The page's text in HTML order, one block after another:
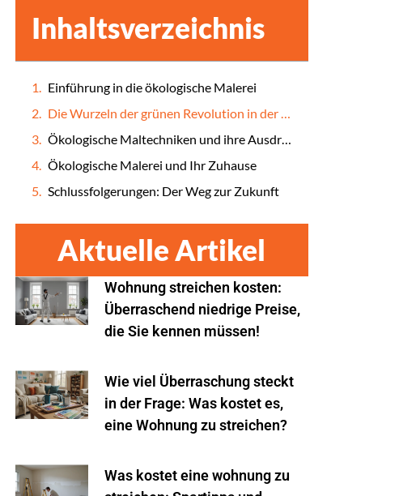
Inhaltsverzeichnis
Einführung in die ökologische Malerei
Die Wurzeln der grünen Revolution in der Kunst
Ökologische Maltechniken und ihre Ausdruckskraft
Ökologische Malerei und Ihr Zuhause
Schlussfolgerungen: Der Weg zur Zukunft
Aktuelle Artikel
Wohnung streichen kosten:
Überraschend niedrige Preise,
die Sie kennen müssen!
Wie viel Überraschung steckt
in der Frage: Was kostet es,
eine Wohnung zu streichen?
Was kostet eine wohnung zu